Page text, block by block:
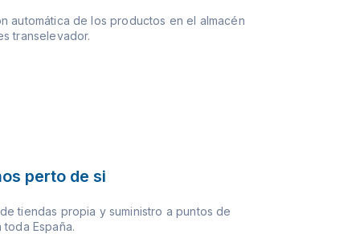
automática de los productos en el almacén
transelevador.
perto de si
tiendas propia y suministro a puntos de
toda España.